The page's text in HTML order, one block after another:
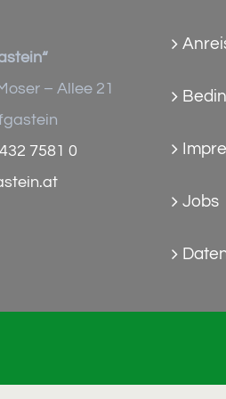
– Allee 21
7581 0
Jobs